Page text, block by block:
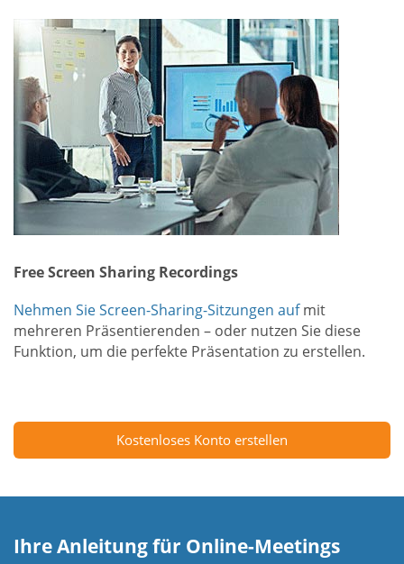
Free Screen Sharing Recordings
Nehmen Sie Screen-Sharing-Sitzungen aufmit
mehreren Präsentierenden – oder nutzen Sie diese
Funktion, um die perfekte Präsentation zu erstellen.
Kostenloses Konto erstellen
Ihre Anleitung für Online-Meetings